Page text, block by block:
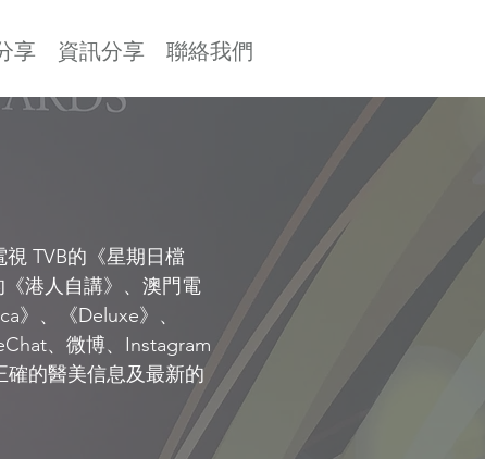
享 資訊分享 聯絡我們
TVB的《星期日檔
港人自講》、澳門電
》、《Deluxe》、
、微博、Instagram
確的醫美信息及最新的